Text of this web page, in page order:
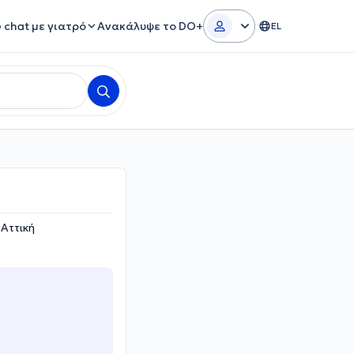
chat με γιατρό Ανακάλυψε το DO+ EL